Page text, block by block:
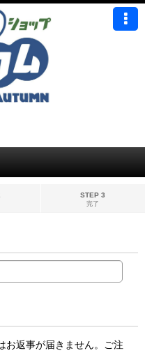
STEP 3
完了
お返事が届きません。ご注